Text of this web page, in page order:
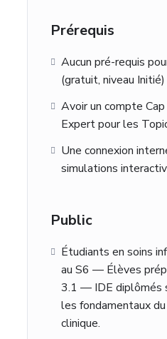
Prérequis
Aucun pré-requis
(gratuit, niveau Initié)
Avoir un compte
Expert pour les
Une connexion
simulations
Public
Étudiants en soins
au S6 — Élèves
3.1 — IDE diplômés
les fondamentaux
clinique.